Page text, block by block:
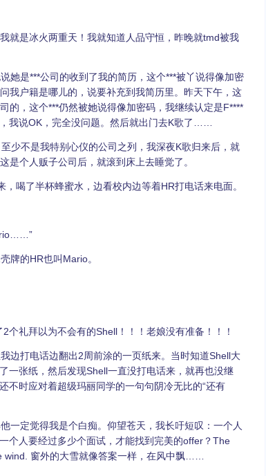
是冰火两重天！我就知道人品守恒，昨晚就tmd被我
是***公司的收到了我的简历，这个***被丫说得像加密
我户籍是哪儿的，说要补充到我简历里。昨天下午，这
的，这个***仍然被她说得像加密码，我继续认定是F****
我说OK，完全没问题。然后就出门去K歌了……
不是我特别心仪的公司之列，我深夜K歌归来后，就
是个人贩子公司后，就滚到床上去睡觉了。
喝了半杯蜂蜜水，边看校内边等着HR打电话来电面。
的HR也叫Mario。
礼拜以为不会有的Shell！！！老娘没有准备！！！
打电话边翻出2周前涂的一页纸来。当时知道Shell大
一张纸，然后发现Shell一直没打电话来，就再也没继
时应对着超级玛丽同学的一句句阴冷无比的“还有
定觉得我是个白痴。仰望苍天，我长吁短叹：一个人
个人要经过多少个面试，才能找到完美的offer？The
窗外的大雪就像答案一样，在风中飘……